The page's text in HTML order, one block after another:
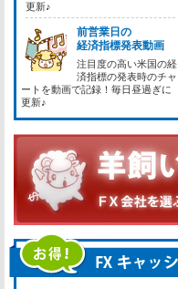
更新♪
前営業日の
経済指標発表動画
注目度の高い米国の経
済指標の発表時のチャ
ートを動画で記録！毎日昼過ぎに
更新♪